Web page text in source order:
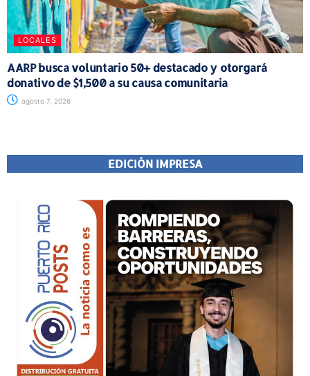
LOCALES
AARP busca voluntario 50+ destacado y otorgará
donativo de $1,500 a su causa comunitaria
agosto 7, 2026
EDICIÓN IMPRESA